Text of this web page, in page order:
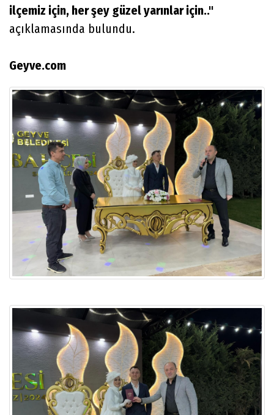
ilçemiz için, her şey güzel yarınlar için.."
açıklamasında bulundu.
Geyve.com